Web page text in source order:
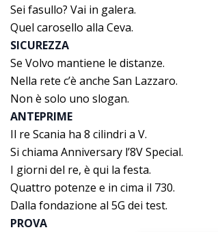
Sei fasullo? Vai in galera.
Quel carosello alla Ceva.
SICUREZZA
Se Volvo mantiene le distanze.
Nella rete c’è anche San Lazzaro.
Non è solo uno slogan.
ANTEPRIME
Il re Scania ha 8 cilindri a V.
Si chiama Anniversary l’8V Special.
I giorni del re, è qui la festa.
Quattro potenze e in cima il 730.
Dalla fondazione al 5G dei test.
PROVA